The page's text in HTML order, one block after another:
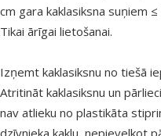
cm gara kaklasiksna suņiem ≤
Tikai ārīgai lietošanai.
Izņemt kaklasiksnu no tiešā
Atritināt kaklasiksnu un
nav atlieku no plastikāta